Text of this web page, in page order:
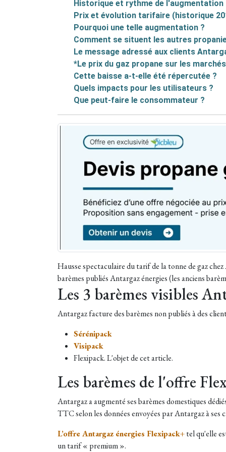
Historique et rythme de l'augmentation
Prix et évolution tarifaire (historique
Pourquoi une telle augmentation ?
Comment se situent les autres
Le message adressé aux clients
*Le prix du gaz propane sur les
Cette baisse a-t-elle été répercutée ?
Quels impacts pour les utilisateurs ?
Que peut-faire le consommateur ?
Hausse spectaculaire du tarif de la tonne de gaz
barèmes publiés Antargaz énergies (les anciens
Les 3 barèmes visibles
Antargaz facture des barèmes non publiés à des
Sérénipack
Visipack
Flexipack. L'objet de cet article.
Les barèmes de l'offre
Antargaz a augmenté ses barèmes domestiques
TTC selon les données envoyées par Antargaz à
L’offre Antargaz énergies Flexipack+tel qu'elle
un tarif « premium ».